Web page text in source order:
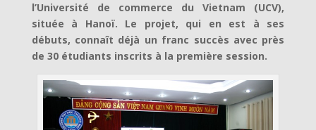
l’Université de commerce du Vietnam (UCV),
située à Hanoï. Le projet, qui en est à ses
débuts, connaît déjà un franc succès avec près
de 30 étudiants inscrits à la première session.